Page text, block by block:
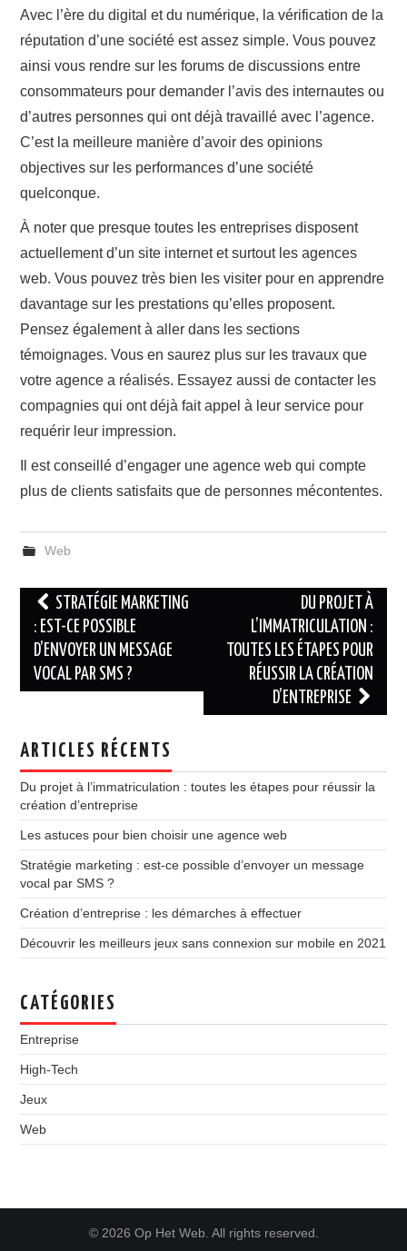
Avec l’ère du digital et du numérique, la vérification de la
réputation d’une société est assez simple. Vous pouvez
ainsi vous rendre sur les forums de discussions entre
consommateurs pour demander l’avis des internautes ou
d’autres personnes qui ont déjà travaillé avec l’agence.
C’est la meilleure manière d’avoir des opinions
objectives sur les performances d’une société
quelconque.
À noter que presque toutes les entreprises disposent
actuellement d’un site internet et surtout les agences
web. Vous pouvez très bien les visiter pour en apprendre
davantage sur les prestations qu’elles proposent.
Pensez également à aller dans les sections
témoignages. Vous en saurez plus sur les travaux que
votre agence a réalisés. Essayez aussi de contacter les
compagnies qui ont déjà fait appel à leur service pour
requérir leur impression.
Il est conseillé d’engager une agence web qui compte
plus de clients satisfaits que de personnes mécontentes.
Web
Navigation
des
articles
STRATÉGIE MARKETING
: EST-CE POSSIBLE
D’ENVOYER UN MESSAGE
VOCAL PAR SMS ?
DU PROJET À
L’IMMATRICULATION :
TOUTES LES ÉTAPES POUR
RÉUSSIR LA CRÉATION
D’ENTREPRISE
ARTICLES RÉCENTS
Du projet à l’immatriculation : toutes les étapes pour réussir la
création d’entreprise
Les astuces pour bien choisir une agence web
Stratégie marketing : est-ce possible d’envoyer un message
vocal par SMS ?
Création d’entreprise : les démarches à effectuer
Découvrir les meilleurs jeux sans connexion sur mobile en 2021
CATÉGORIES
Entreprise
High-Tech
Jeux
Web
© 2026 Op Het Web. All rights reserved.